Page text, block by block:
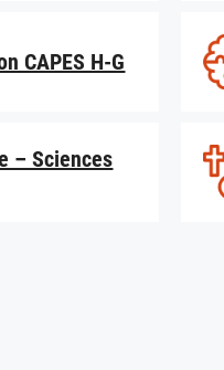
CAPES H-G
– Sciences